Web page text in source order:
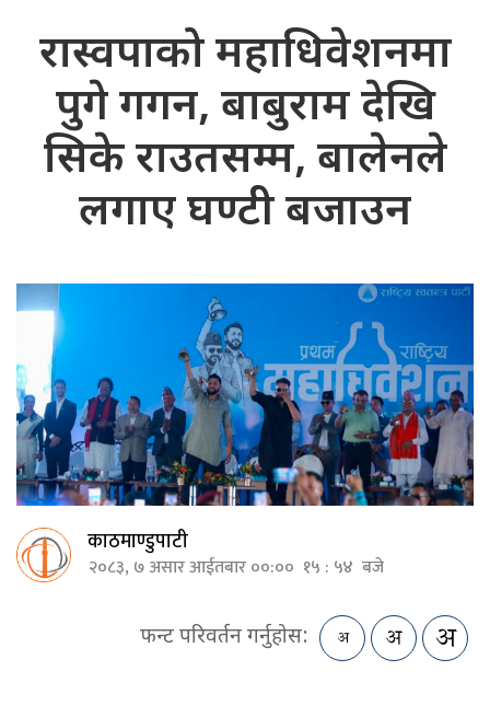
रास्वपाको महाधिवेशनमा
पुगे गगन, बाबुराम देखि
सिके राउतसम्म, बालेनले
लगाए घण्टी बजाउन
काठमाण्डुपाटी
२०८३, ७ असार आईतबार ००:०० १५ : ५४ बजे
फन्ट परिवर्तन गर्नुहोस: